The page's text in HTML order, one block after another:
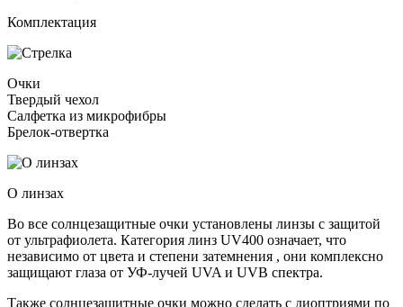
Комплектация
Очки
Твердый чехол
Салфетка из микрофибры
Брелок-отвертка
О линзах
Во все солнцезащитные очки установлены линзы c защитой
от ультрафиолета. Категория линз UV400 означает, что
независимо от цвета и степени затемнения , они комплексно
защищают глаза от УФ-лучей UVA и UVB спектра.
Также солнцезащитные очки можно сделать с диоптриями по